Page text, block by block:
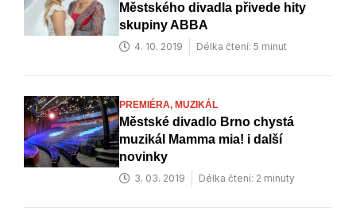
Městského divadla přivede hity
skupiny ABBA
4. 10. 2019 Délka čtení: 5 minut
PREMIÉRA, MUZIKÁL
Městské divadlo Brno chystá
muzikál Mamma mia! i další
novinky
3. 03. 2019 Délka čtení: 2 minuty